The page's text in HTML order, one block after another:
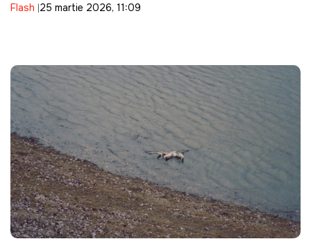
ASP
Flash 25 martie 2026, 11:09